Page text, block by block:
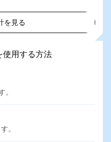
を見る
用する方法
。
。